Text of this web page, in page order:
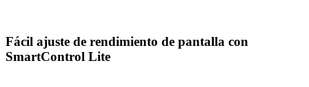
Fácil ajuste de rendimiento de pantalla con
SmartControl Lite